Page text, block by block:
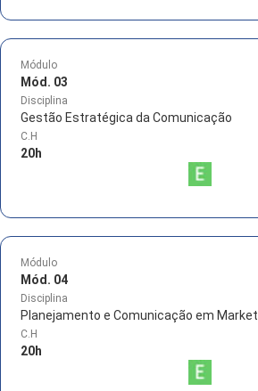
Módulo
Mód. 03
Disciplina
Gestão Estratégica da Comunicação
C.H
20h
Módulo
Mód. 04
Disciplina
Planejamento e Comunicação em
C.H
20h